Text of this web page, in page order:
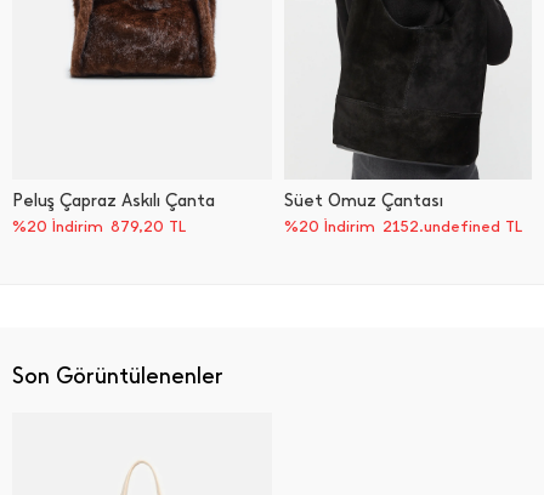
Peluş Çapraz Askılı Çanta
%20 İndirim 879,20 TL
Süet Omuz Çantası
%20 İndirim 2152.undefined TL
Son Görüntülenenler